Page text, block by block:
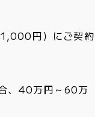
円）にご契約
、40万円～60万